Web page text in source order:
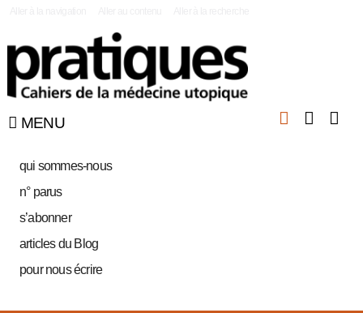
MENU
qui sommes-nous
n° parus
s’abonner
articles du Blog
pour nous écrire